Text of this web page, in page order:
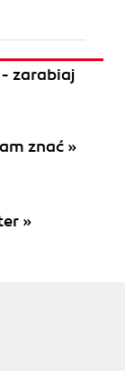
zarabiaj
znać »
»